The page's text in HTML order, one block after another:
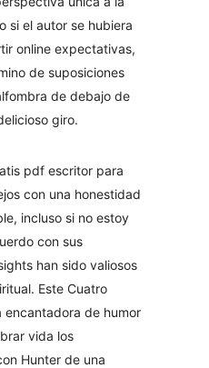
si el autor se hubiera
online expectativas,
de suposiciones
de debajo de
giro.
pdf escritor para
con una honestidad
incluso si no estoy
con sus
han sido valiosos
Este Cuatro
encantadora de humor
vida los
Hunter de una